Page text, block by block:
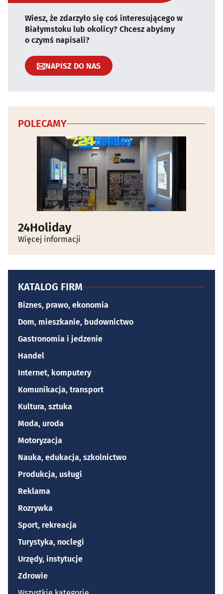
Wiesz, że zdarzyło się coś interesującego w
Białymstoku lub okolicy? Chcesz abyśmy
o czymś napisali?
NAPISZ DO NAS
POLECAMY
24Holiday
Więcej informacji
KATALOG FIRM
Biznes, prawo, ekonomia
Dom, mieszkanie, budownictwo
Gastronomia i jedzenie
Handel
Internet, komputery
Komunikacja, transport
Kultura, sztuka
Moda, uroda
Motoryzacja
Nauka, edukacja, szkolnictwo
Produkcja, usługi
Reklama
Rozrywka
Sport, rekreacja
Turystyka, noclegi
Urzędy, instytucje
Zdrowie